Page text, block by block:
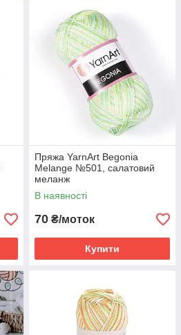
Пряжа YarnArt Begonia
Melange №501, салатовий
меланж
В наявності
70 ₴/моток
Купити